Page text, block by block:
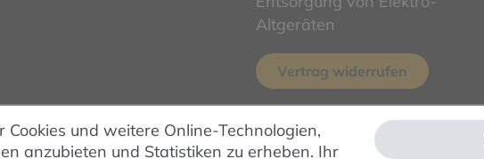
Altgeräten
Vertrag widerrufen
ZAHLUNG & VERSAND
und weitere Online-Technologien,
anzubieten und Statistiken zu erheben. Ihr